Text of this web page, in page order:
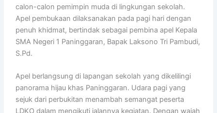
calon-calon pemimpin muda di lingkungan sekolah.
Apel pembukaan dilaksanakan pada pagi hari dengan
penuh khidmat, bertindak sebagai pembina apel Kepala
SMA Negeri 1 Paninggaran, Bapak Laksono Tri Pambudi,
S.Pd.
Apel berlangsung di lapangan sekolah yang dikelilingi
panorama hijau khas Paninggaran. Udara pagi yang
sejuk dari perbukitan menambah semangat peserta
LDKO dalam mengikuti jalannya kegiatan. Dengan wajah